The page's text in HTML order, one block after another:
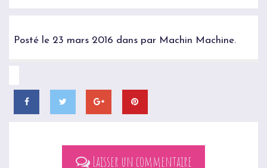
Posté le 23 mars 2016 dans par Machin Machine.
Laisser un commentaire